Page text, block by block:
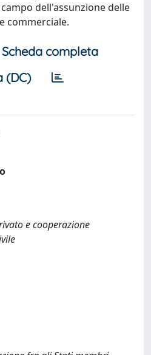
dell'assunzione delle
commerciale.
Scheda completa
(DC)
e cooperazione